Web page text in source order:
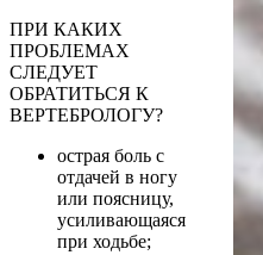
ПРИ КАКИХ
ПРОБЛЕМАХ
СЛЕДУЕТ
ОБРАТИТЬСЯ К
ВЕРТЕБРОЛОГУ?
острая боль с
отдачей в ногу
или поясницу,
усиливающаяся
при ходьбе;